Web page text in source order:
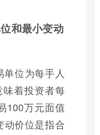
和最小变动
位为每手人
着投资者每
100万元面值
动价位是指合